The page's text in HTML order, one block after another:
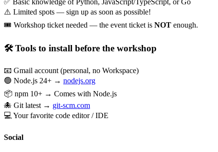
✅ Basic knowledge of Python, JavaScript/TypeScript, or Go
⚠️ Limited spots — sign up as soon as possible!
🎟 Workshop ticket needed — the event ticket is NOT enough.
🛠 Tools to install before the workshop
📧 Gmail account (personal, no Workspace)
🟢 Node.js 24+ → nodejs.org
📦 npm 10+ → Comes with Node.js
🐙 Git latest → git-scm.com
💻 Your favorite code editor / IDE
Social